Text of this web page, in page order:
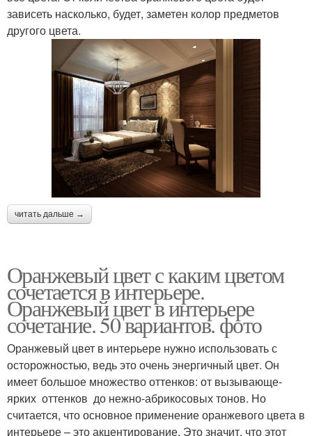
зависеть насколько, будет, заметен колор предметов
другого цвета.
читать дальше →
Оранжевый цвет с каким цветом
сочетается в интерьере.
Оранжевый цвет в интерьере
сочетание. 50 вариантов. фото
Оранжевый цвет в интерьере нужно использовать с
осторожностью, ведь это очень энергичный цвет. Он
имеет большое множество оттенков: от вызывающе-
ярких оттенков до нежно-абрикосовых тонов. Но
считается, что основное применение оранжевого цвета в
интерьере – это акцентирование. Это значит, что этот